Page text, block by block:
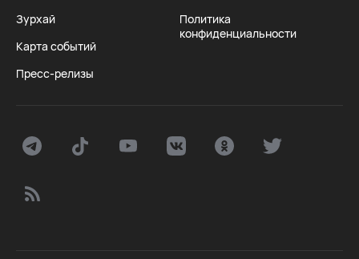
Зурхай
Карта событий
Пресс-релизы
Политика
конфиденциальности